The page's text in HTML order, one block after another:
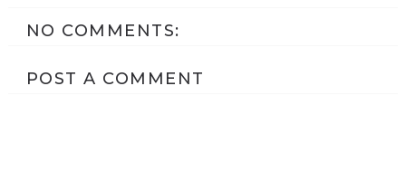
NO COMMENTS:
POST A COMMENT